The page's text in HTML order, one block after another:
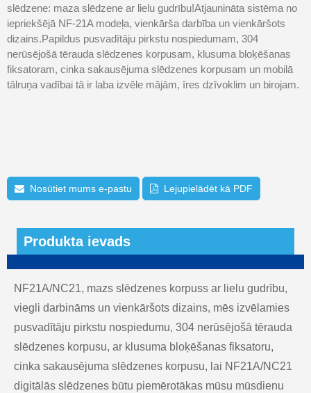
slēdzene: maza slēdzene ar lielu gudrību!Atjaunināta sistēma no
iepriekšējā NF-21A modeļa, vienkārša darbība un vienkāršots
dizains.Papildus pusvadītāju pirkstu nospiedumam, 304
nerūsējošā tērauda slēdzenes korpusam, klusuma bloķēšanas
fiksatoram, cinka sakausējuma slēdzenes korpusam un mobilā
tālruņa vadībai tā ir laba izvēle mājām, īres dzīvoklim un birojam.
Nosūtiet mums e-pastu Lejupielādēt kā PDF
Produkta ievads
NF21A/NC21, mazs slēdzenes korpuss ar lielu gudrību,
viegli darbināms un vienkāršots dizains, mēs izvēlamies
pusvadītāju pirkstu nospiedumu, 304 nerūsējošā tērauda
slēdzenes korpusu, ar klusuma bloķēšanas fiksatoru,
cinka sakausējuma slēdzenes korpusu, lai NF21A/NC21
digitālās slēdzenes būtu piemērotākas mūsu mūsdienu